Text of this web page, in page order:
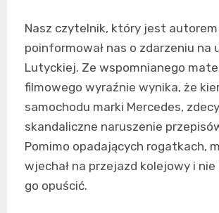
Nasz czytelnik, który jest autorem
poinformował nas o zdarzeniu na
Lutyckiej. Ze wspomnianego
filmowego wyraźnie wynika, że
samochodu marki Mercedes,
skandaliczne naruszenie
Pomimo opadających rogatkach,
wjechał na przejazd kolejowy i nie
go opuścić.